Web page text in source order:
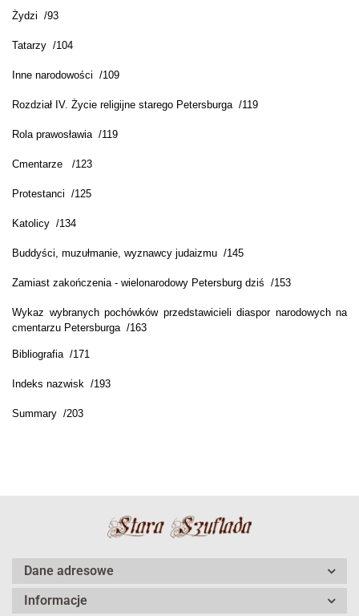
Żydzi /93
Tatarzy /104
Inne narodowości /109
Rozdział IV. Życie religijne starego Petersburga /119
Rola prawosławia /119
Cmentarze /123
Protestanci /125
Katolicy /134
Buddyści, muzułmanie, wyznawcy judaizmu /145
Zamiast zakończenia - wielonarodowy Petersburg dziś /153
Wykaz wybranych pochówków przedstawicieli diaspor narodowych na
cmentarzu Petersburga /163
Bibliografia /171
Indeks nazwisk /193
Summary /203
Dane adresowe
Informacje